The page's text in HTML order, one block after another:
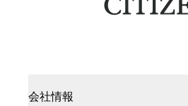
会社情報